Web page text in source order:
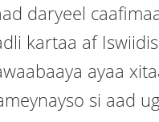
daryeel
kartaa af
ayaa
si aad